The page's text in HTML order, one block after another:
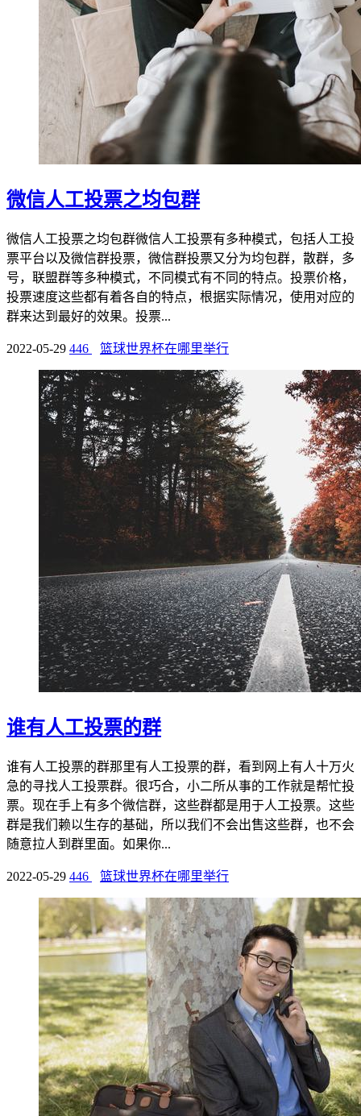
微信人工投票之均包群
微信人工投票之均包群微信人工投票有多种模式，包括人工投
票平台以及微信群投票，微信群投票又分为均包群，散群，多
号，联盟群等多种模式，不同模式有不同的特点。投票价格，
投票速度这些都有着各自的特点，根据实际情况，使用对应的
群来达到最好的效果。投票...
2022-05-29 446 篮球世界杯在哪里举行
谁有人工投票的群
谁有人工投票的群那里有人工投票的群，看到网上有人十万火
急的寻找人工投票群。很巧合，小二所从事的工作就是帮忙投
票。现在手上有多个微信群，这些群都是用于人工投票。这些
群是我们赖以生存的基础，所以我们不会出售这些群，也不会
随意拉人到群里面。如果你...
2022-05-29 446 篮球世界杯在哪里举行